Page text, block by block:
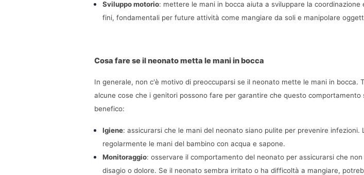
Sviluppo motorio: mettere le mani in bocca aiuta a sviluppare la coordinazione
fini, fondamentali per future attività come mangiare da soli e manipolare
Cosa fare se il neonato metta le mani in bocca
In generale, non c'è motivo di preoccuparsi se il neonato mette le mani in bocca.
alcune cose che i genitori possono fare per garantire che questo comportamento
benefico:
Igiene: assicurarsi che le mani del neonato siano pulite per prevenire infezioni.
regolarmente le mani del bambino con acqua e sapone.
Monitoraggio: osservare il comportamento del neonato per assicurarsi che
disagio o dolore. Se il neonato sembra irritato o ha difficoltà a mangiare,